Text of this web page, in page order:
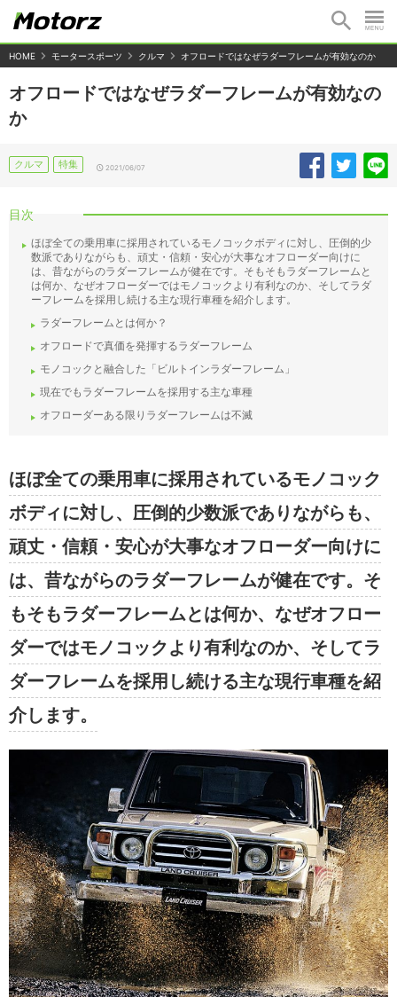
HOME モータースポーツ クルマ オフロードではなぜラダーフレームが有効なのか
オフロードではなぜラダーフレームが有効なの
か
クルマ 特集 2021/06/07
目次
ほぼ全ての乗用車に採用されているモノコックボディに対し、圧倒的少
数派でありながらも、頑丈・信頼・安心が大事なオフローダー向けに
は、昔ながらのラダーフレームが健在です。そもそもラダーフレームと
は何か、なぜオフローダーではモノコックより有利なのか、そしてラダ
ーフレームを採用し続ける主な現行車種を紹介します。
ラダーフレームとは何か？
オフロードで真価を発揮するラダーフレーム
モノコックと融合した「ビルトインラダーフレーム」
現在でもラダーフレームを採用する主な車種
オフローダーある限りラダーフレームは不滅
ほぼ全ての乗用車に採用されているモノコック
ボディに対し、圧倒的少数派でありながらも、
頑丈・信頼・安心が大事なオフローダー向けに
は、昔ながらのラダーフレームが健在です。そ
もそもラダーフレームとは何か、なぜオフロー
ダーではモノコックより有利なのか、そしてラ
ダーフレームを採用し続ける主な現行車種を紹
介します。